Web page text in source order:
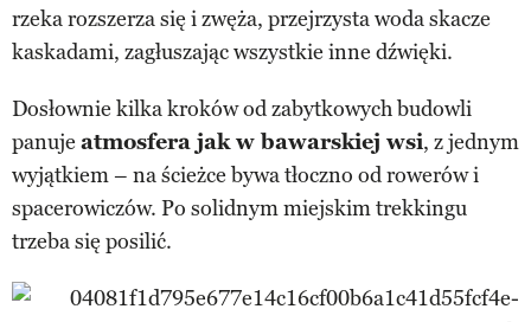
rzeka rozszerza się i zwęża, przejrzysta woda skacze
kaskadami, zagłuszając wszystkie inne dźwięki.
Dosłownie kilka kroków od zabytkowych budowli
panuje atmosfera jak w bawarskiej wsi, z jednym
wyjątkiem – na ścieżce bywa tłoczno od rowerów i
spacerowiczów. Po solidnym miejskim trekkingu
trzeba się posilić.